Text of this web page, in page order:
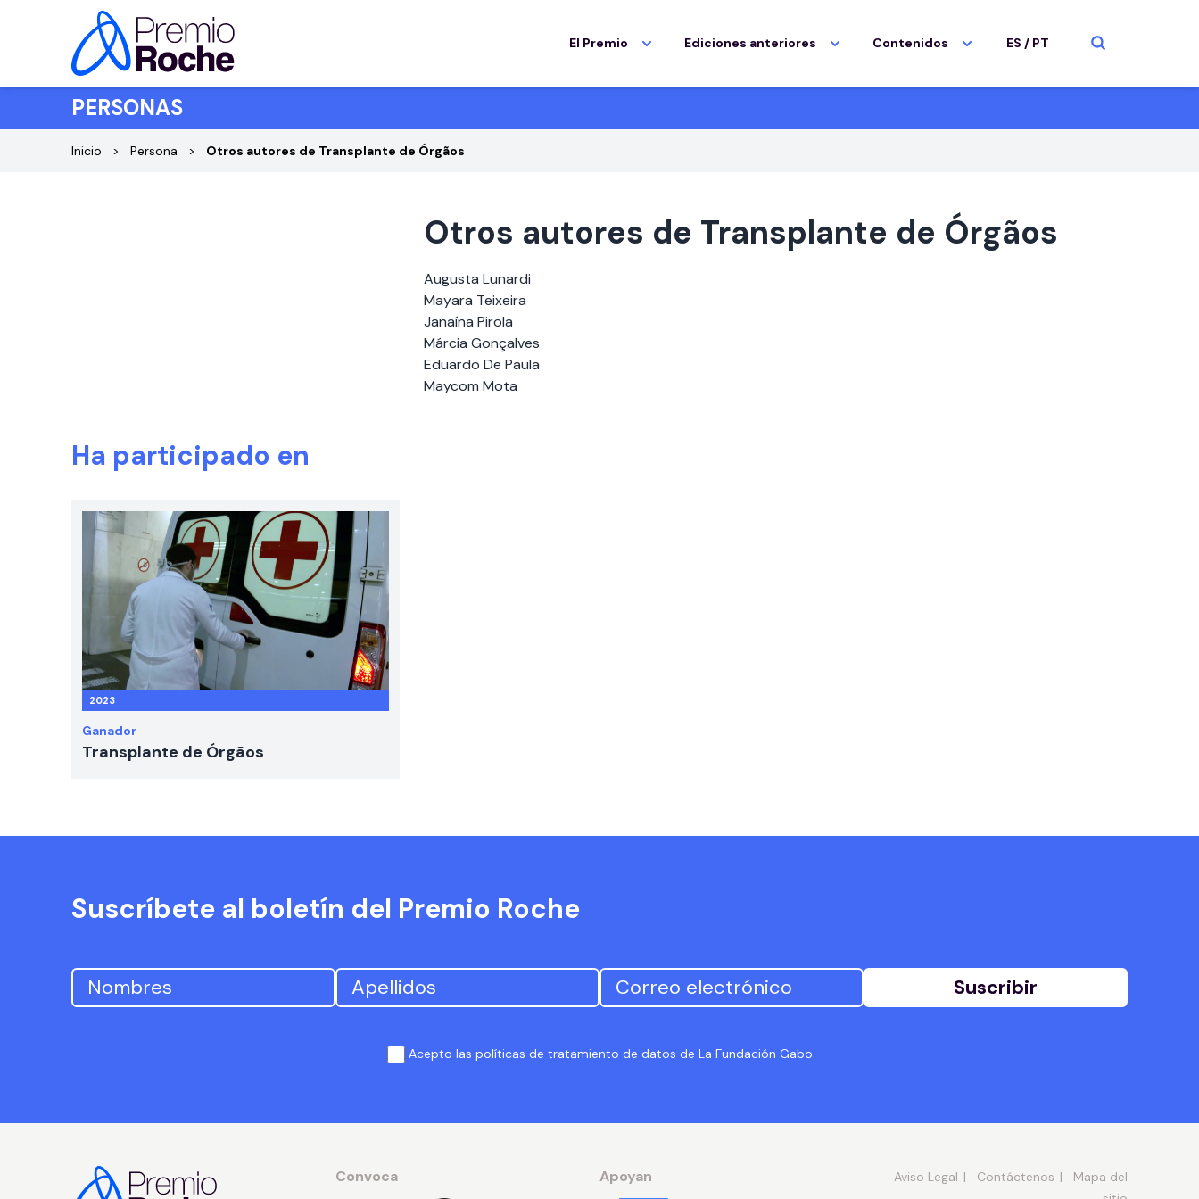
Saltar al contenido
El Premio Ediciones anteriores Contenidos ES / PT
PERSONAS
Inicio Persona Otros autores de Transplante de Órgãos
Otros autores de Transplante de Órgãos
Augusta Lunardi
Mayara Teixeira
Janaína Pirola
Márcia Gonçalves
Eduardo De Paula
Maycom Mota
Ha participado en
2023
Ganador
Transplante de Órgãos
Suscríbete al boletín del Premio Roche
Suscribir
Acepto las políticas de tratamiento de datos de La Fundación Gabo
Convoca Apoyan Aviso Legal Contáctenos
Mapa del